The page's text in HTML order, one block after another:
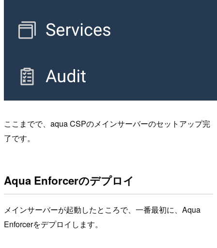
ここまでで、aqua CSPのメインサーバーのセットアップ完
了です。
Aqua Enforcerのデプロイ
メインサーバーが起動したところで、一番最初に、Aqua
Enforcerをデプロイします。